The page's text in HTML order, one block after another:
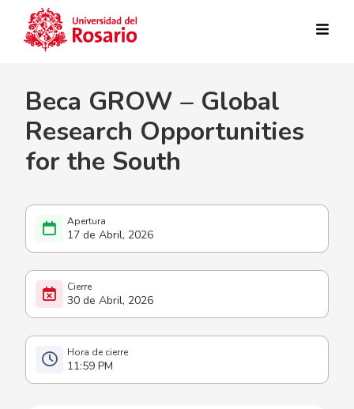
17 de Abril, 2026
30 de Abril, 2026
11:59 PM
Beca GROW – Global
Research Opportunities
for the South